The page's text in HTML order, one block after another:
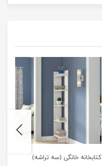
کتابخانه خانگی (سه تراشه)